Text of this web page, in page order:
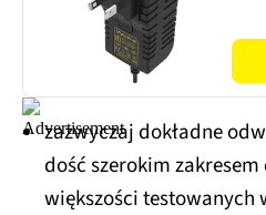
zazwyczaj dokładne
dość szerokim
większości testowanych